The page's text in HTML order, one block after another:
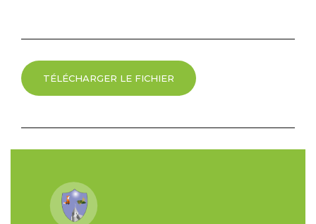
TÉLÉCHARGER LE FICHIER